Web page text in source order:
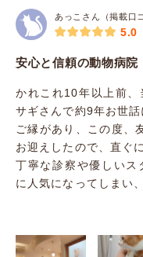
あっこさん（掲載口
5.0
安心と信頼の動物病院
かれこれ10年以上前、
サギさんで約9年お世話
ご縁があり、この度、
お迎えしたので、直ぐ
丁寧な診察や優しいス
に人気になってしまい